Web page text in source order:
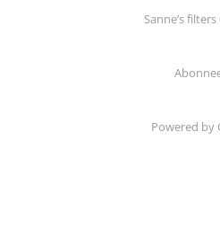
Sanne’s
Powered by